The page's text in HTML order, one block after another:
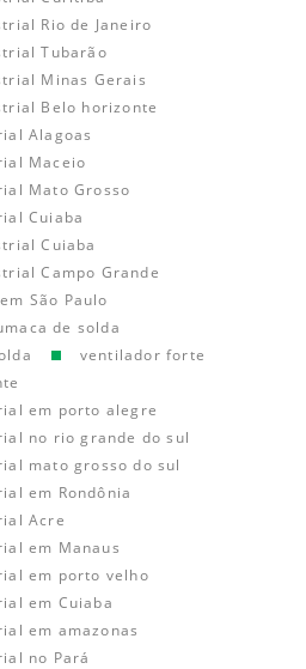
Rio de Janeiro
Tubarão
Minas Gerais
Belo horizonte
Alagoas
Maceio
Mato Grosso
Cuiaba
Cuiaba
Campo Grande
São Paulo
de solda
ventilador forte
em porto alegre
no rio grande do sul
mato grosso do sul
em Rondônia
Acre
em Manaus
em porto velho
em Cuiaba
em amazonas
no Pará